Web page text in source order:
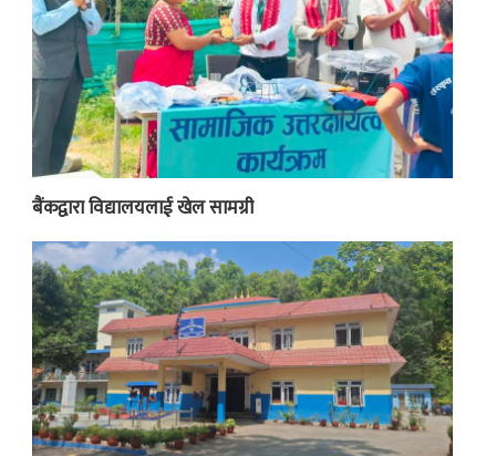
बैंकद्वारा विद्यालयलाई खेल सामग्री